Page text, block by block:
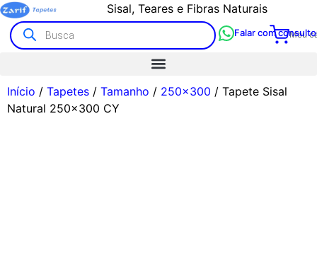
Sisal, Teares e Fibras Naturais
Alto padrão com atendimento humano
Meu
Falar com
Início / Tapetes / Tamanho / 250x300 / Tapete Sisal
Natural 250×300 CY